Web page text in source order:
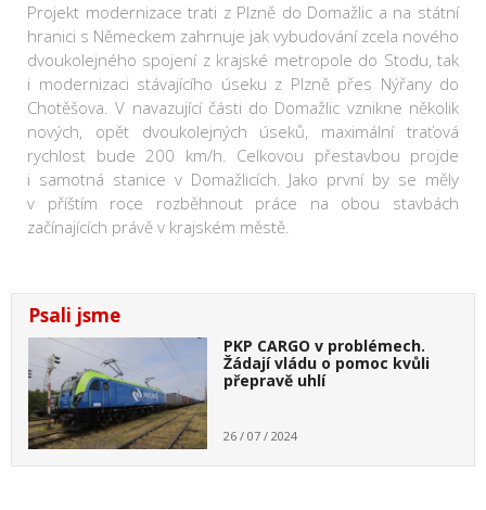
Projekt modernizace trati z Plzně do Domažlic a na státní
hranici s Německem zahrnuje jak vybudování zcela nového
dvoukolejného spojení z krajské metropole do Stodu, tak
i modernizaci stávajícího úseku z Plzně přes Nýřany do
Chotěšova. V navazující části do Domažlic vznikne několik
nových, opět dvoukolejných úseků, maximální traťová
rychlost bude 200 km/h. Celkovou přestavbou projde
i samotná stanice v Domažlicích. Jako první by se měly
v příštím roce rozběhnout práce na obou stavbách
začínajících právě v krajském městě.
Psali jsme
PKP CARGO v problémech.
Žádají vládu o pomoc kvůli
přepravě uhlí
26 / 07 / 2024